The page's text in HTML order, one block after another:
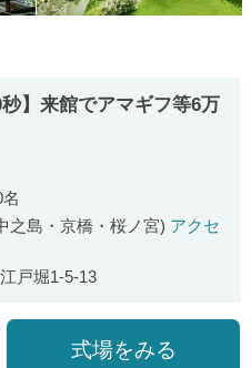
】来館でアマギフ等6万
評価
之島・京橋・桜ノ宮) アクセ
戸堀1-5-13
式場をみる